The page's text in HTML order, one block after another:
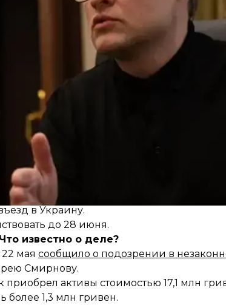
и суду;
и суда;
места своего проживания и места работы;
власти свой паспорт/паспорта
в Украину.
до 28 июня.
Что известно о деле?
мая сообщило о подозрении в
Смирнову.
активы стоимостью 17,1 млн
1,3 млн гривен.